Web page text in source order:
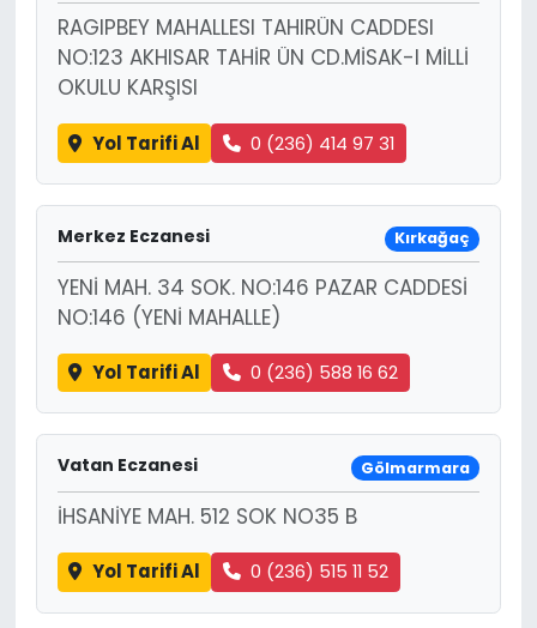
RAGIPBEY MAHALLESI TAHIRÜN CADDESI
NO:123 AKHISAR TAHİR ÜN CD.MİSAK-I MİLLİ
OKULU KARŞISI
Yol Tarifi Al 0 (236) 414 97 31
Merkez Eczanesi Kırkağaç
YENİ MAH. 34 SOK. NO:146 PAZAR CADDESİ
NO:146 (YENİ MAHALLE)
Yol Tarifi Al 0 (236) 588 16 62
Vatan Eczanesi Gölmarmara
İHSANİYE MAH. 512 SOK NO35 B
Yol Tarifi Al 0 (236) 515 11 52